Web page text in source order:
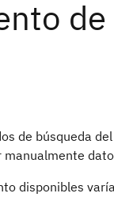
de búsqueda
disponibles